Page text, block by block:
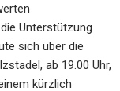
Unterstützung
sich über die
ab 19.00 Uhr,
kürzlich